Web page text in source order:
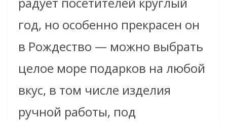
год, но особенно прекрасен он
в Рождество — можно выбрать
целое море подарков на любой
вкус, в том числе изделия
ручной работы, под